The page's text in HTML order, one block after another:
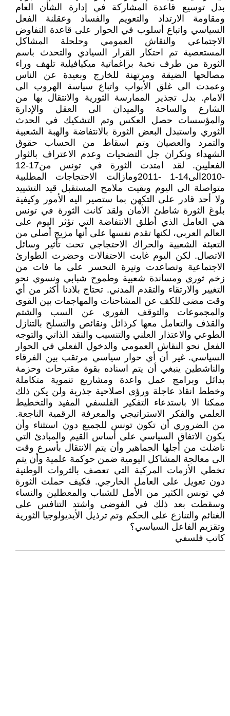
بدل توسيع قاعدة المشاركة في إدارة الشأن العام
ومقاومة الارتداد والتعويم والفساد وعقلنة الفعل
السياسي واتباع أسلوب في الحوار على قاعدة التفاوض
الاجتماعي والنقاش العمومي وحلحلة المشاكل
المستعصية تم احتكار القرار السيادي والتحدث باسم
الثورة من طرف نخبة براغماتية ميكيافيلية تلهف وراء
مصالحها الضيقة ومرتهنة للخارج وبعيدة عن الناس
وعمدت الى غلق الأبواب واتباع سياسة الهروب الى
الامام. بدل تجذير الممارسة الثورية والانتقال بها من
الشارع والساحة والميدان الى العقل والإدارة
والمؤسسات حصل العكس وتم التشكيك في الحدث
الثوري واستبدل البعض الثورة بالانتفاضة والهبة الشعبية
والتمرد والعصيان وتم اسقاط من الحساب حقوق
الشهداء ونكران جل التضحيات وعدم الاعتراف بالثوار
الفعليين. لقد امتدت الثورة في تونس من17-12
-2010الى14-1 -2011ومازالت الاحتجاجات المطلبية
متواصلة الى اليوم وبقيت ملامح المستقبل قيد التشييد
ولا أحد قادر على التكهن بما ستصير اليه الأمور وكيفية
بلوغ الثورة شاطئ الأمان ولقد كانت الثورة في تونس
هي العامل الذي أطلق الانتفاضة التي تؤثر اليوم على
العالم العربي، لكنها تقدم نفسها على أنها مزيج أصلي من
التعبئة الشعبية والحراك الاحتجاجي تحت تأثير وسائل
الاتصال. لكن اليوم غابت الاحتفالات وحضرت الطوارئ
الاجتماعية وتصاعدت وتيرة التحسر على ما فات من
زخم ثوري ومساندة شعبية وطموح شبابي ونسوي نحو
التغيير والارتقاء والتقدم المدني. تحتاج بلادنا أكثر من أي
وقت مضى للكف عن المشاحنات والمهاجمات بين القوى
والمجموعات والتوقف الفوري عن السب والشتم
والقذف والتعامل معها كرذائل ونقائص والتسلح بالتنازل
الطوعي والاعتذار العلني والتنسيب والنقد الذاتي والتوجه
الفعل نحو النقاش العمومي والدخول الفعلي في الحوار
السياسي. غير أن أي حوار سياسي مرتقب بين الفرقاء
والناشطين ينبغي أن يتم اسناده بقوة مقترحات وحزمة
بدائل وبرامج عمل واعدة ومشاريع تنموية متكاملة
وخطط انقاذ عاجلة ورؤى اصلاحية جذرية ولن يكن ذلك
ممكنا الا باستدعاء التفكير الفلسفي المفيد والتخطيط
العلمي والفكر الاستراتيجي والمعرفة الرقمية الناجعة.
من الضروري أن تكون تونس للجميع دون استثناء وأن
يكون الاتفاق السياسي على أساس القيم والمبادئ التي
ناضلت من أجلها الجماهير وأن يتم الانتقال بأسرع وقت
الى معالجة المشاكل اليومية ضمن حوكمة علمية وأن يتم
تخطي الأزمات المركبة التي تعصف بالثروات الوطنية
دون تعويل على العامل الخارجي. فكيف حملت الثورة
في تونس الكثير من الأمل للشباب والمعطلين والنساء
وسقطت بعد ذلك في الفوضى واشتد التنافس على
الغنائم والتنازع على الحكم وتم ترذيل الأيديولوجيا الثورية
وتقزيم الفاعل السياسي؟
كاتب فلسفي